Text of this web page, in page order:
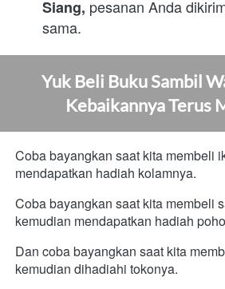
Siang, pesanan Anda
sama.
Yuk Beli Buku Sambil
Kebaikannya Terus
Coba bayangkan saat kita membeli
mendapatkan hadiah kolamnya.
Coba bayangkan saat kita membeli
kemudian mendapatkan hadiah
Dan coba bayangkan saat kita
kemudian dihadiahi tokonya.